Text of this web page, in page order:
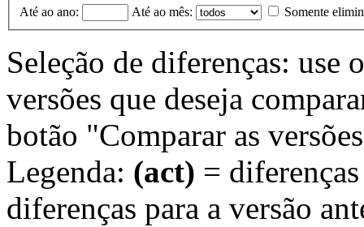
Até ao ano:
Até ao mês: Somente
Seleção de diferenças: use
versões que deseja
botão "Comparar as
Legenda: (act) =
diferenças para a versão